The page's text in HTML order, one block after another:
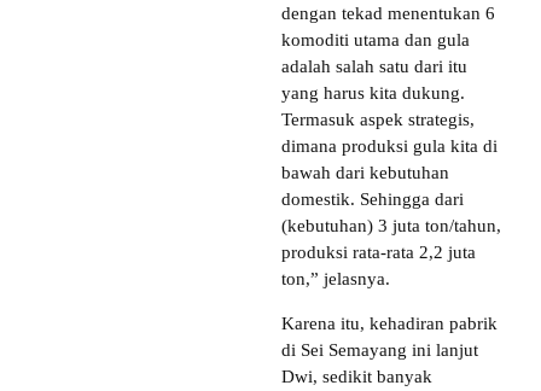
dengan tekad menentukan 6
komoditi utama dan gula
adalah salah satu dari itu
yang harus kita dukung.
Termasuk aspek strategis,
dimana produksi gula kita di
bawah dari kebutuhan
domestik. Sehingga dari
(kebutuhan) 3 juta ton/tahun,
produksi rata-rata 2,2 juta
ton,” jelasnya.
Karena itu, kehadiran pabrik
di Sei Semayang ini lanjut
Dwi, sedikit banyak